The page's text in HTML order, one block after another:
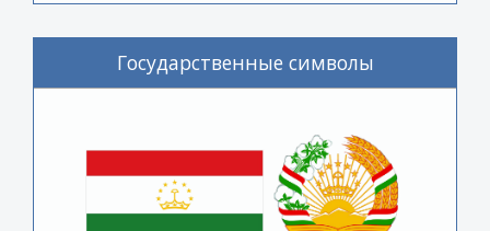
Государственные символы